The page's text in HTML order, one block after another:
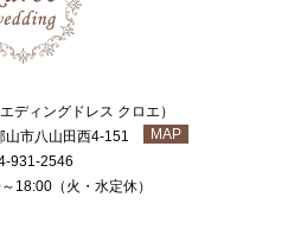
ディングドレス クロエ）
市八山田西4-151
MAP
931-2546
18:00（火・水定休）